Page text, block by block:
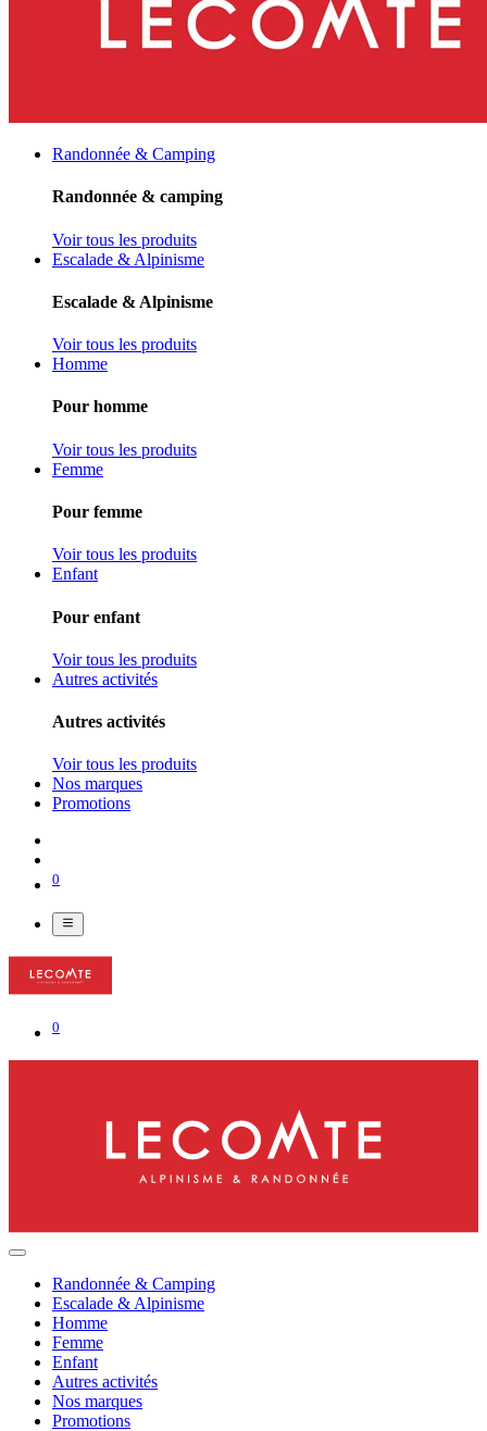
Randonnée & Camping
Randonnée & camping
Voir tous les produits
Escalade & Alpinisme
Escalade & Alpinisme
Voir tous les produits
Homme
Pour homme
Voir tous les produits
Femme
Pour femme
Voir tous les produits
Enfant
Pour enfant
Voir tous les produits
Autres activités
Autres activités
Voir tous les produits
Nos marques
Promotions
0
0
Randonnée & Camping
Escalade & Alpinisme
Homme
Femme
Enfant
Autres activités
Nos marques
Promotions